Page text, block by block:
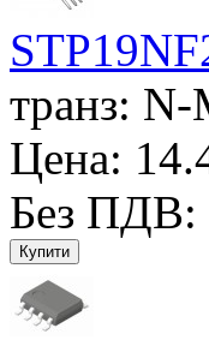
транз:
Цена:
Без ПДВ: